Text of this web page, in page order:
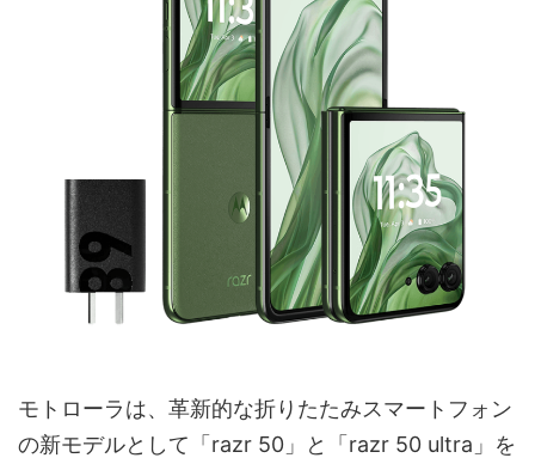
モトローラは、革新的な折りたたみスマートフォン
の新モデルとして「razr 50」と「razr 50 ultra」を